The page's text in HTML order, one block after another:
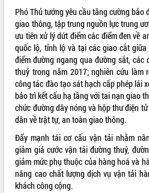
LIÊN KẾT WEB
THỐNG KÊ TRUY CẬP
Hôm nay: 17964
Phó Thủ tướng yêu cầu tăng cường bảo
giao thông, tập trung nguồn lực trung
ưu tiên xử lý dứt điểm các điểm đen về
quốc lộ, tỉnh lộ và tại các giao cắt
điểm đường ngang qua đường sắt, các
thuỷ trong năm 2017; nghiên cứu làm
công tác đào tạo sát hạch cấp phép lái
bảo trì kết cấu hạ tầng với tai nạn giao
chức đường dây nóng và hộp thư điện
dân về trật tự, an toàn giao thông.
Đẩy mạnh tái cơ cấu vận tải nhằm
giảm giá cước vận tải đường thuỷ,
giảm mức phụ thuộc của hàng hoá và
nâng cao chất lượng dịch vụ vận tải
khách công cộng.